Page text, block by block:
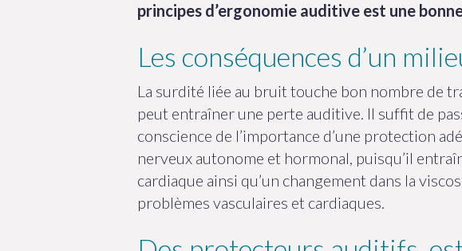
principes d’ergonomie auditive est une
Les conséquences d’un
La surdité liée au bruit touche bon nombre de
peut entraîner une perte auditive. Il suffit de
conscience de l’importance d’une protection
nerveux autonome et hormonal, puisqu’il
cardiaque ainsi qu’un changement dans la
problèmes vasculaires et cardiaques.